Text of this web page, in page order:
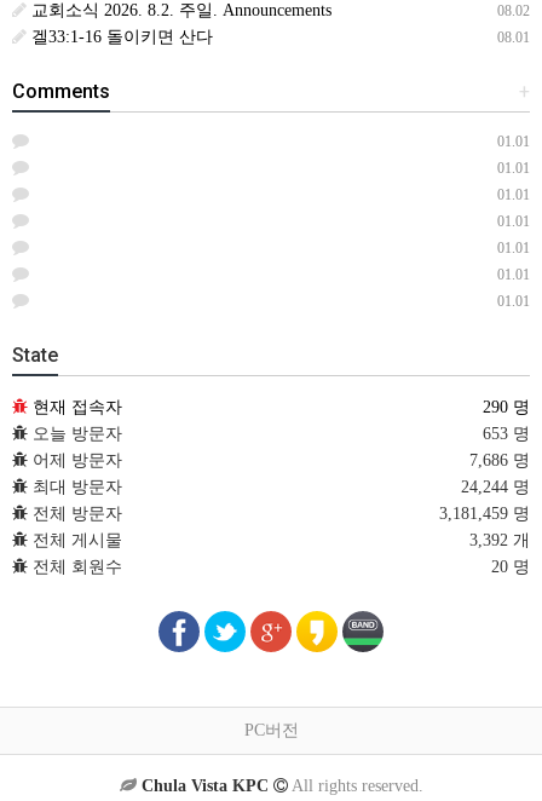
08.02
교회소식 2026. 8.2. 주일. Announcements
08.01
겔33:1-16 돌이키면 산다
+
Comments
01.01
01.01
01.01
01.01
01.01
01.01
01.01
State
현재 접속자
290 명
오늘 방문자
653 명
어제 방문자
7,686 명
최대 방문자
24,244 명
전체 방문자
3,181,459 명
전체 게시물
3,392 개
전체 회원수
20 명
PC버전
Chula Vista KPC All rights reserved.